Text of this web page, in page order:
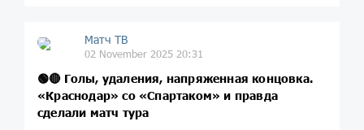
Матч ТВ
02 November 2025 20:31
🟢🔴 Голы, удаления, напряженная концовка.
«Краснодар» со «Спартаком» и правда
сделали матч тура